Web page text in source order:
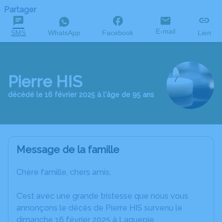
Partager
SMS WhatsApp Facebook E-mail Lien
Pierre HIS
décédé le 16 février 2025 à l'âge de 95 ans
Message de la famille
Chère famille, chers amis,
C’est avec une grande tristesse que nous vous
annonçons le décès de Pierre HIS survenu le
dimanche 16 février 2025 à Laguepie.